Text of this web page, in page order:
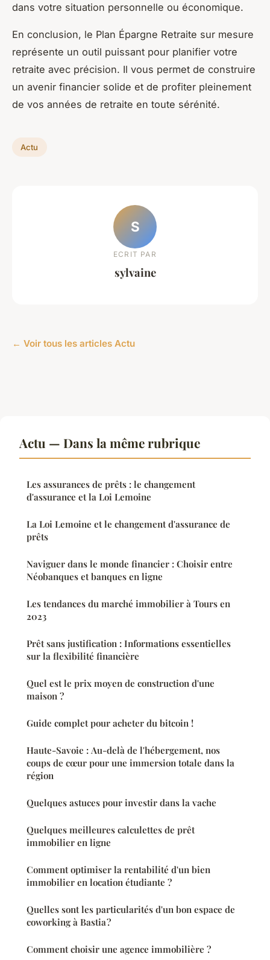
dans votre situation personnelle ou économique.
En conclusion, le Plan Épargne Retraite sur mesure
représente un outil puissant pour planifier votre
retraite avec précision. Il vous permet de construire
un avenir financier solide et de profiter pleinement
de vos années de retraite en toute sérénité.
Actu
S
ECRIT PAR
sylvaine
← Voir tous les articles Actu
Actu — Dans la même rubrique
Les assurances de prêts : le changement
d'assurance et la Loi Lemoine
La Loi Lemoine et le changement d'assurance de
prêts
Naviguer dans le monde financier : Choisir entre
Néobanques et banques en ligne
Les tendances du marché immobilier à Tours en
2023
Prêt sans justification : Informations essentielles
sur la flexibilité financière
Quel est le prix moyen de construction d'une
maison ?
Guide complet pour acheter du bitcoin !
Haute-Savoie : Au-delà de l'hébergement, nos
coups de cœur pour une immersion totale dans la
région
Quelques astuces pour investir dans la vache
Quelques meilleures calculettes de prêt
immobilier en ligne
Comment optimiser la rentabilité d'un bien
immobilier en location étudiante ?
Quelles sont les particularités d'un bon espace de
coworking à Bastia ?
Comment choisir une agence immobilière ?